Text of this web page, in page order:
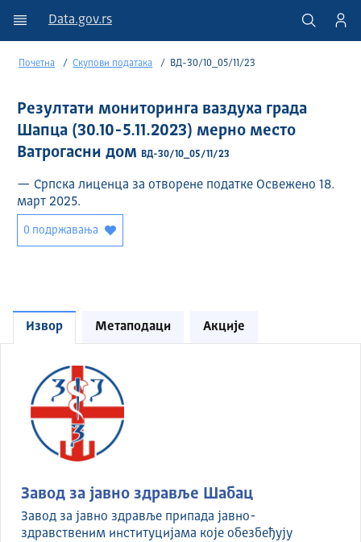
Data.gov.rs
Почетна Скупови података ВД-30/10_05/11/23
Резултати мониторинга ваздуха града
Шапца (30.10-5.11.2023) мерно место
Ватрогасни дом
ВД-30/10_05/11/23
— Српска лиценца за отворене податке Освежено 18.
март 2025.
0 подржавања
Извор Метаподаци Акције
Завод за јавно здравље Шабац
Завод за јавно здравље припада јавно-
здравственим институцијама које обезбеђују